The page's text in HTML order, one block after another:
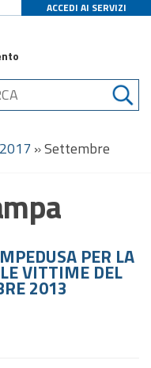
ACCEDI AI SERVIZI
2017»Settembre
PER LA
VITTIME DEL
2013